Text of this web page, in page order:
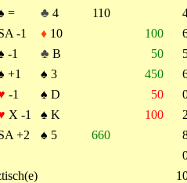
= ♣ 4 110
-1 ♦10 100
-1 ♣ B 50
+1 ♠ 3 450
-1 ♠ D 50
X -1 ♠ K 100
+2 ♠ 5 660